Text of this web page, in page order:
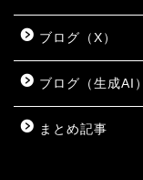
ブログ（X）
ブログ（生成AI）
まとめ記事